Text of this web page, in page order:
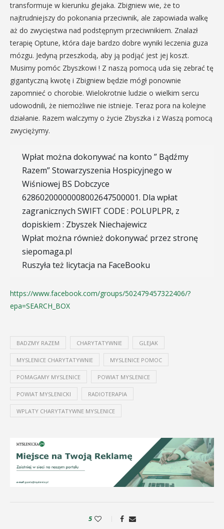
transformuje w kierunku glejaka. Zbigniew wie, że to
najtrudniejszy do pokonania przeciwnik, ale zapowiada walkę
aż do zwycięstwa nad podstępnym przeciwnikiem. Znalazł
terapię Optune, która daje bardzo dobre wyniki leczenia guza
mózgu. Jedyną przeszkodą, aby ją podjąć jest jej koszt.
Musimy pomóc Zbyszkowi ! Z naszą pomocą uda się zebrać tę
gigantyczną kwotę i Zbigniew będzie mógł ponownie
zapomnieć o chorobie. Wielokrotnie ludzie o wielkim sercu
udowodnili, że niemożliwe nie istnieje. Teraz pora na kolejne
działanie. Razem walczymy o życie Zbyszka i z Waszą pomocą
zwyciężymy.
Wpłat można dokonywać na konto ” Bądźmy
Razem” Stowarzyszenia Hospicyjnego w
Wiśniowej BS Dobczyce
62860200000008002647500001. Dla wpłat
zagranicznych SWIFT CODE : POLUPLPR, z
dopiskiem : Zbyszek Niechajewicz
Wpłat można również dokonywać przez stronę
siepomaga.pl
Ruszyła też licytacja na FaceBooku
https://www.facebook.com/groups/502479457322406/?
epa=SEARCH_BOX
BADZMY RAZEM CHARYTATYWNIE GLEJAK
MYSLENICE CHARYTATYWNIE MYSLENICE POMOC
POMAGAMY MYSLENICE POWIAT MYSLENICE
POWIAT MYSLENICKI RADIOTERAPIA
WPLATY CHARYTATYWNE MYSLENICE
5